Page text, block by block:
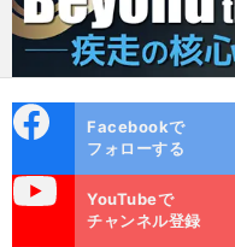
ok
Facebookで
フォローする
YouTubeで
チャンネル登録